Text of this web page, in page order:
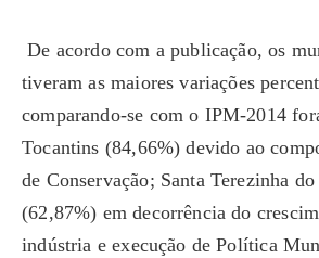
De acordo com a publicação, os
tiveram as maiores variações
comparando-se com o IPM-2014
Tocantins (84,66%) devido ao
de Conservação; Santa Terezinha
(62,87%) em decorrência do
indústria e execução de Política